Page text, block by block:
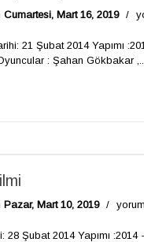
Cumartesi, Mart 16, 2019 /
21 Şubat 2014 Yapımı
: Şahan Gökbakar ,...
Pazar, Mart 10, 2019 /
Şubat 2014 Yapımı